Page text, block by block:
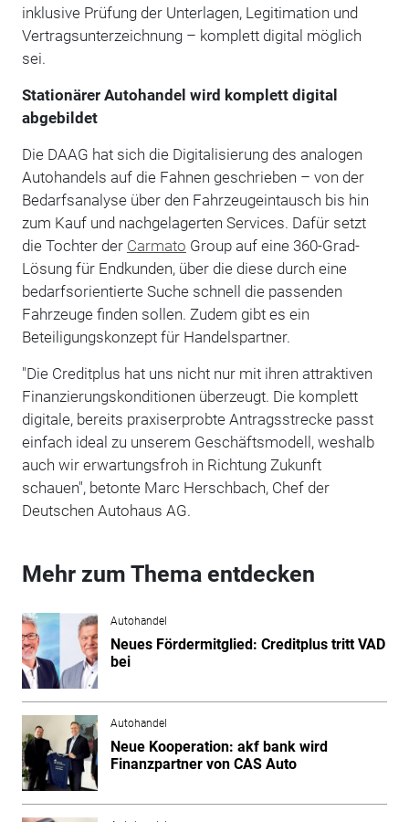
inklusive Prüfung der Unterlagen, Legitimation und
Vertragsunterzeichnung – komplett digital möglich
sei.
Stationärer Autohandel wird komplett digital
abgebildet
Die DAAG hat sich die Digitalisierung des analogen
Autohandels auf die Fahnen geschrieben – von der
Bedarfsanalyse über den Fahrzeugeintausch bis hin
zum Kauf und nachgelagerten Services. Dafür setzt
die Tochter der Carmato Group auf eine 360-Grad-
Lösung für Endkunden, über die diese durch eine
bedarfsorientierte Suche schnell die passenden
Fahrzeuge finden sollen. Zudem gibt es ein
Beteiligungskonzept für Handelspartner.
"Die Creditplus hat uns nicht nur mit ihren attraktiven
Finanzierungskonditionen überzeugt. Die komplett
digitale, bereits praxiserprobte Antragsstrecke passt
einfach ideal zu unserem Geschäftsmodell, weshalb
auch wir erwartungsfroh in Richtung Zukunft
schauen", betonte Marc Herschbach, Chef der
Deutschen Autohaus AG.
Mehr zum Thema entdecken
Autohandel
Neues Fördermitglied: Creditplus tritt VAD
bei
Autohandel
Neue Kooperation: akf bank wird
Finanzpartner von CAS Auto